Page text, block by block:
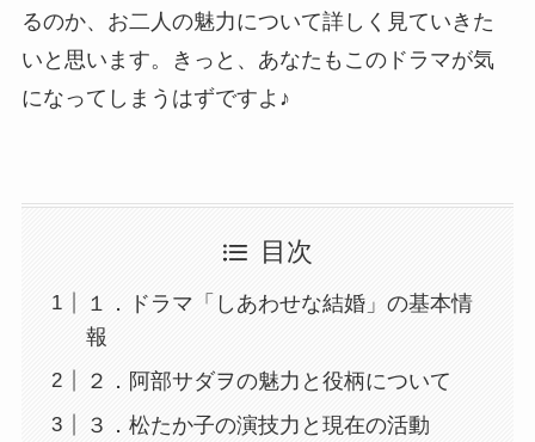
るのか、お二人の魅力について詳しく見ていきた
いと思います。きっと、あなたもこのドラマが気
になってしまうはずですよ♪
目次
１．ドラマ「しあわせな結婚」の基本情
報
２．阿部サダヲの魅力と役柄について
３．松たか子の演技力と現在の活動